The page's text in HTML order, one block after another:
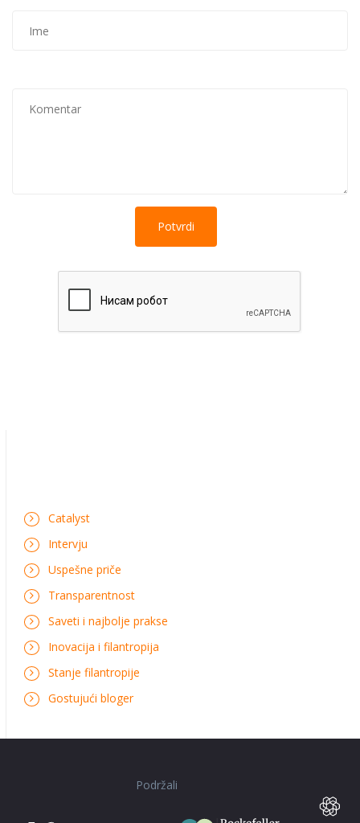
Catalyst
Intervju
Uspešne priče
Transparentnost
Saveti i najbolje prakse
Inovacija i filantropija
Stanje filantropije
Gostujući bloger
Podržali